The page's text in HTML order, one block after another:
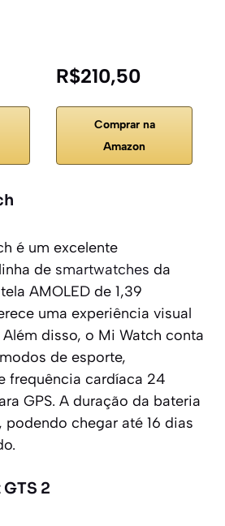
R$210,50
Comprar na
Amazon
é um excelente
de smartwatches da
AMOLED de 1,39
uma experiência visual
disso, o Mi Watch conta
de esporte,
frequência cardíaca 24
GPS. A duração da bateria
podendo chegar até 16 dias
2